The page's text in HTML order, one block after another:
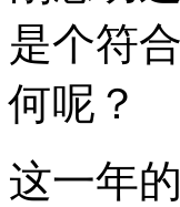
是个符
何呢？
这一年